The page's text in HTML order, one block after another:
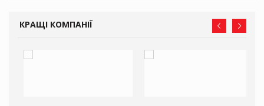
КРАЩІ КОМПАНІЇ